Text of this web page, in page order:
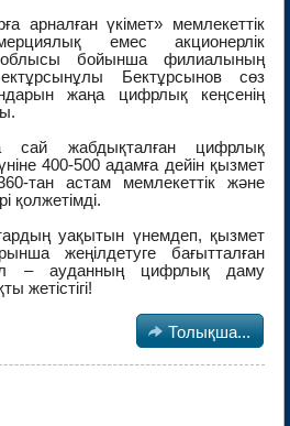
арналған үкімет» мемлекеттік
емес акционерлік
бойынша филиалының
Бектұрсынов сөз
жаңа цифрлық кеңсенің
сай жабдықталған цифрлық
400-500 адамға дейін қызмет
тан астам мемлекеттік және
қолжетімді.
уақытын үнемдеп, қызмет
жеңілдетуге бағытталған
– ауданның цифрлық даму
жетістігі!
 Толықша...